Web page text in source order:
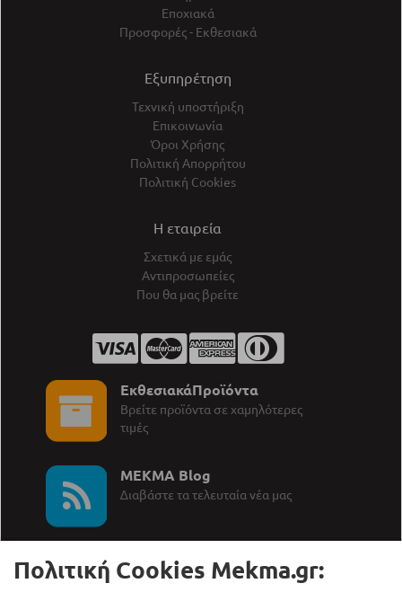
Εποχιακά
Προσφορές - Εκθεσιακά
Εξυπηρέτηση
Τεχνική υποστήριξη
Επικοινωνία
Όροι Χρήσης
Πολιτική Απορρήτου
Πολιτική Cookies
Η εταιρεία
Σχετικά με εμάς
Αντιπροσωπείες
Που θα μας βρείτε
ΕκθεσιακάΠροϊόντα
Βρείτε προϊόντα σε χαμηλότερες
τιμές
MEKMA Blog
∆ιαβάστε τα τελευταία νέα μας
Πολιτική Cookies Mekma.gr: